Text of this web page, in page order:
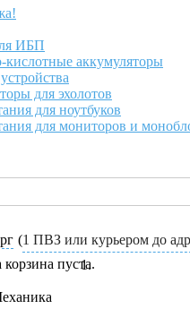
ИБП
аккумуляторы
для эхолотов
для ноутбуков
для мониторов и
(1 ПВЗ или курьером до
пуста.